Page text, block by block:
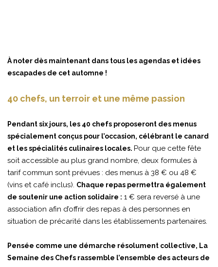
À noter dès maintenant dans tous les agendas et idées
escapades de cet automne !
40 chefs, un terroir et une même passion
Pendant six jours, les 40 chefs proposeront des menus
spécialement conçus pour l’occasion, célébrant le canard
et les spécialités culinaires locales. Pour que cette fête
soit accessible au plus grand nombre, deux formules à
tarif commun sont prévues : des menus à 38 € ou 48 €
(vins et café inclus). Chaque repas permettra également
de soutenir une action solidaire : 1 € sera reversé à une
association afin d’offrir des repas à des personnes en
situation de précarité dans les établissements partenaires.
Pensée comme une démarche résolument collective, La
Semaine des Chefs rassemble l’ensemble des acteurs de